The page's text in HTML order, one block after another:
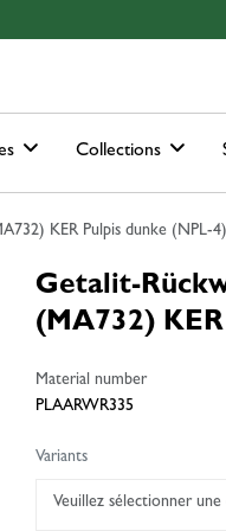
Collections
KER Pulpis dunke (NPL-4)
Getalit-
(MA732)
Material number
PLAARWR335
Variants
Veuillez sélectionner